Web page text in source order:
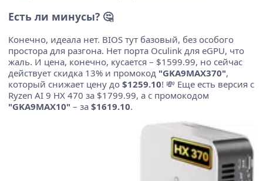
Есть ли минусы? 🤔
Конечно, идеала нет. BIOS тут базовый, без особого
простора для разгона. Нет порта Oculink для eGPU, что
жаль. И цена, конечно, кусается – $1599.99, но сейчас
действует скидка 13% и промокод "GKA9MAX370",
который снижает цену до $1259.10! 💸 Еще есть версия с
Ryzen AI 9 HX 470 за $1799.99, а с промокодом
"GKA9MAX10" – за $1619.10.